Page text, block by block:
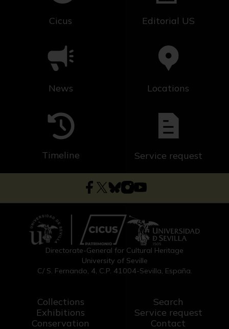
Cicus Editorial US
News Locations
Timeline Service request
Directorate-General for Cultural Heritage
University of Seville
C/ S. Fernando, 4, C.P. 41004-Sevilla, España.
Collections
Exhibitions
Conservation
Search
Service request
Contact